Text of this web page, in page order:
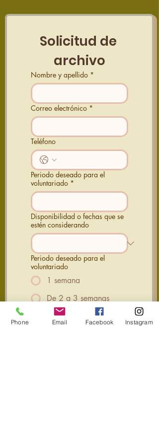
Solicitud de
archivo
Nombre y apellido *
Correo electrónico *
Teléfono
Periodo deseado para el
voluntariado *
Disponibilidad o fechas que se
estén considerando
Periodo deseado para el
voluntariado
1 semana
De 2 a 3 semanas
1 mes
Tu próximo impulso en
Phone Email Facebook Instagram